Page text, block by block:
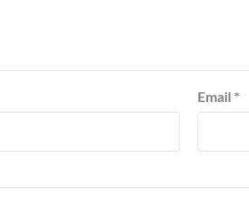
Email *